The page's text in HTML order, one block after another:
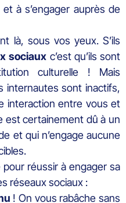
à s’engager auprès de
là, sous vos yeux. S’ils
sociaux c’est qu’ils sont
culturelle ! Mais
internautes sont inactifs,
interaction entre vous et
est certainement dû à un
et qui n’engage aucune
réussir à engager sa
réseaux sociaux :
! On vous rabâche sans